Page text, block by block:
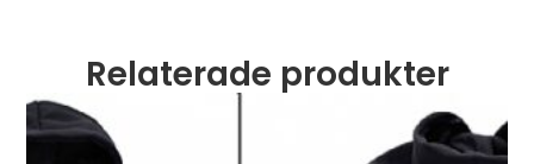
Relaterade produkter